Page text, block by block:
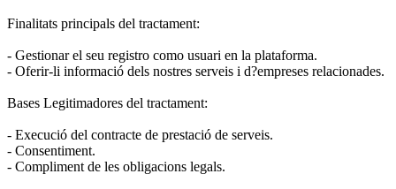
Finalitats principals del tractament:
- Gestionar el seu registro como usuari en la plataforma.
- Oferir-li informació dels nostres serveis i d?empreses relacionades.
Bases Legitimadores del tractament:
- Execució del contracte de prestació de serveis.
- Consentiment.
- Compliment de les obligacions legals.